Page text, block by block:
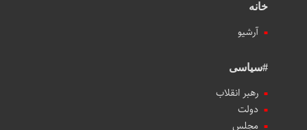
خانه
آرشیو
#سیاسی
رهبر انقلاب
دولت
مجلس